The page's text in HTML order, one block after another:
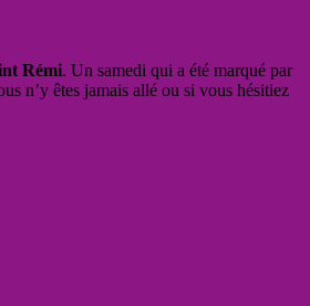
Rémi. Un samedi qui a été marqué par
n’y êtes jamais allé ou si vous hésitiez